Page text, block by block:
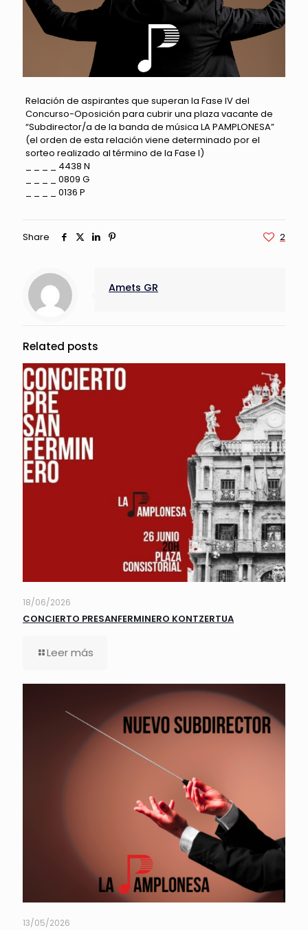
Relación de aspirantes que superan la Fase IV del
Concurso-Oposición para cubrir una plaza vacante de
“Subdirector/a de la banda de música LA PAMPLONESA”
(el orden de esta relación viene determinado por el
sorteo realizado al término de la Fase I)
_ _ _ _ 4438 N
_ _ _ _ 0809 G
_ _ _ _ 0136 P
Share 2
Amets GR
Related posts
18/06/2026
CONCIERTO PRESANFERMINERO KONTZERTUA
Leer más
13/05/2026